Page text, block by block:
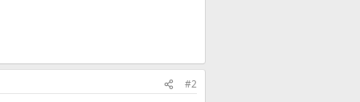
#2